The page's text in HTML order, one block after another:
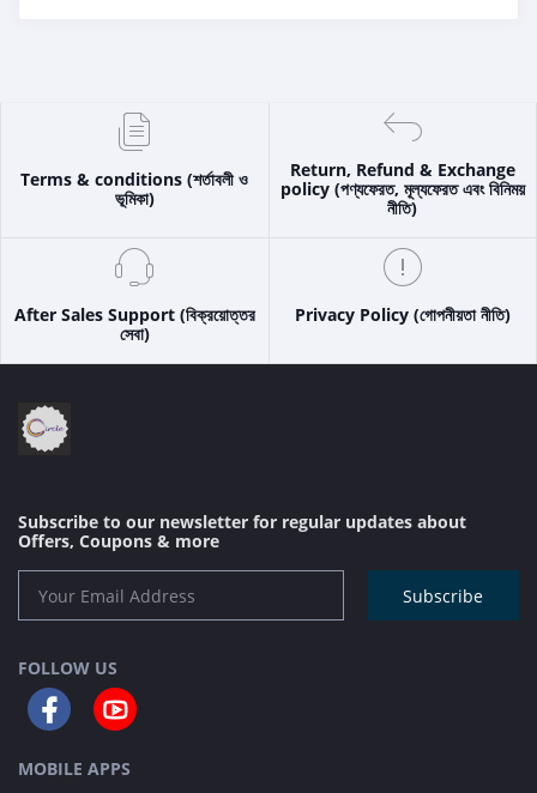
Terms & conditions (শর্তাবলী ও
ভূমিকা)
Return, Refund & Exchange
policy (পণ্যফেরত, মূল্যফেরত এবং বিনিময়
নীতি)
After Sales Support (বিক্রয়োত্তর
সেবা)
Privacy Policy (গোপনীয়তা নীতি)
Subscribe to our newsletter for regular updates about
Offers, Coupons & more
Subscribe
FOLLOW US
MOBILE APPS